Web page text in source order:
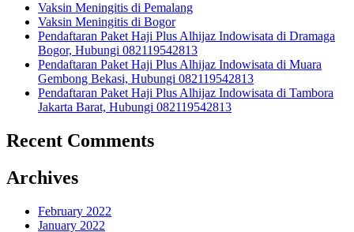
Vaksin Meningitis di Pemalang
Vaksin Meningitis di Bogor
Pendaftaran Paket Haji Plus Alhijaz Indowisata di Dramaga
Bogor, Hubungi 082119542813
Pendaftaran Paket Haji Plus Alhijaz Indowisata di Muara
Gembong Bekasi, Hubungi 082119542813
Pendaftaran Paket Haji Plus Alhijaz Indowisata di Tambora
Jakarta Barat, Hubungi 082119542813
Recent Comments
Archives
February 2022
January 2022